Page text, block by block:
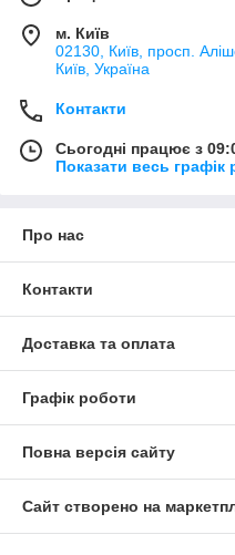
м. Київ
02130, Київ, просп.
Київ, Україна
Контакти
Сьогодні працює з
Показати весь графік
Про нас
Контакти
Доставка та оплата
Графік роботи
Повна версія сайту
Сайт створено на